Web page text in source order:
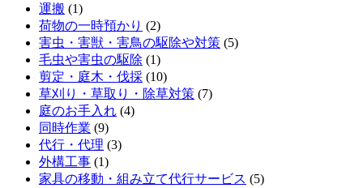
運搬 (1)
荷物の一時預かり (2)
害虫・害獣・害鳥の駆除や対策 (5)
毛虫や害虫の駆除 (1)
剪定・庭木・伐採 (10)
草刈り・草取り・除草対策 (7)
庭のお手入れ (4)
同時作業 (9)
代行・代理 (3)
外構工事 (1)
家具の移動・組み立て代行サービス (5)